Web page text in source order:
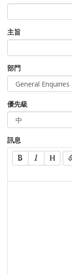
主旨
部門
優先級
訊息